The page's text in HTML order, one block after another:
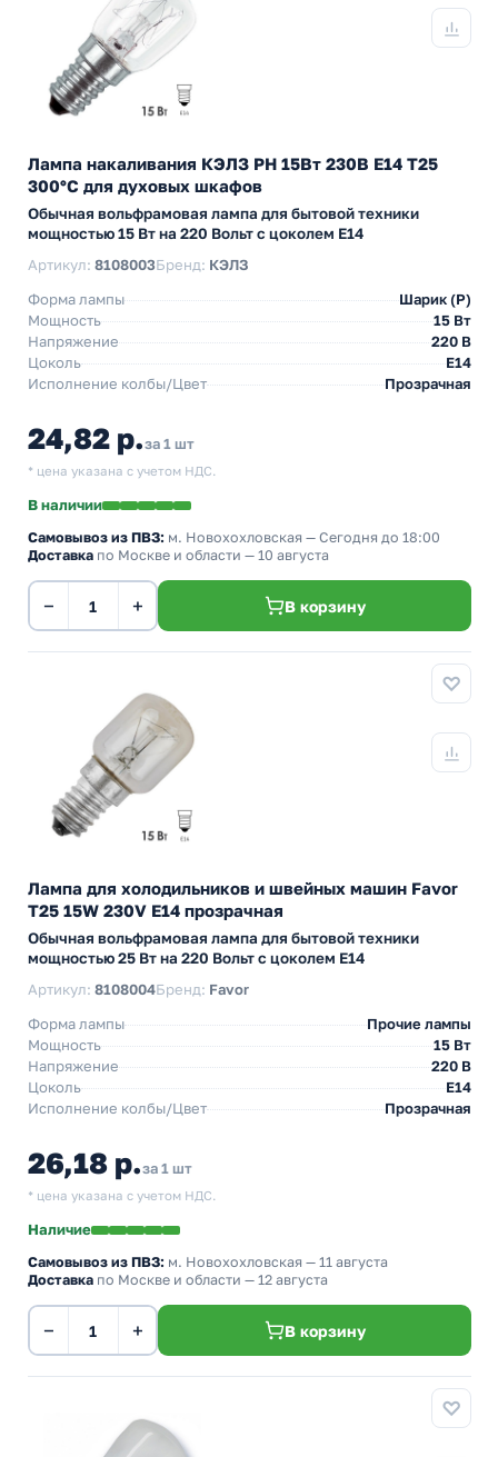
Лампа накаливания КЭЛЗ РН 15Вт 230В E14 Т25
300°C для духовых шкафов
Обычная вольфрамовая лампа для бытовой техники
мощностью 15 Вт на 220 Вольт с цоколем E14
Артикул: 8108003Бренд: КЭЛЗ
Форма лампы
Шарик (P)
Мощность
15 Вт
Напряжение
220 В
Цоколь
E14
Исполнение колбы/Цвет
Прозрачная
24,82 р.за 1 шт
* цена указана с учетом НДС.
В наличии
Самовывоз из ПВЗ: м. Новохохловская — Сегодня до 18:00
Доставка по Москве и области — 10 августа
− + В корзину
Лампа для холодильников и швейных машин Favor
T25 15W 230V E14 прозрачная
Обычная вольфрамовая лампа для бытовой техники
мощностью 25 Вт на 220 Вольт с цоколем E14
Артикул: 8108004Бренд: Favor
Форма лампы
Прочие лампы
Мощность
15 Вт
Напряжение
220 В
Цоколь
E14
Исполнение колбы/Цвет
Прозрачная
26,18 р.за 1 шт
* цена указана с учетом НДС.
Наличие
Самовывоз из ПВЗ: м. Новохохловская — 11 августа
Доставка по Москве и области — 12 августа
− + В корзину